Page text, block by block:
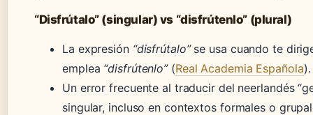
“Disfrútalo” (singular) vs “disfrútenlo” (plural)
La expresión “disfrútalo”se usa cuando te
emplea “disfrútenlo”(Real Academia Española).
Un error frecuente al traducir del neerlandés
singular, incluso en contextos formales o